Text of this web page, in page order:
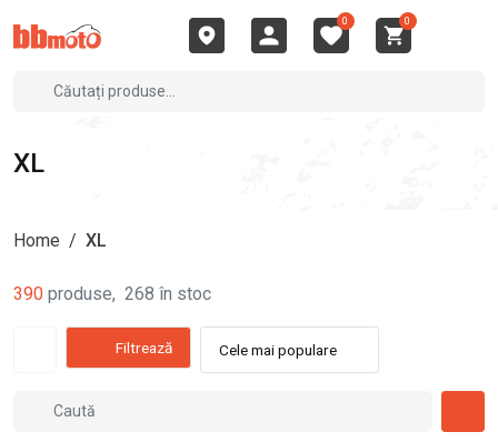
0 0
XL
Home / XL
390 produse, 268 în stoc
Filtrează Cele mai populare